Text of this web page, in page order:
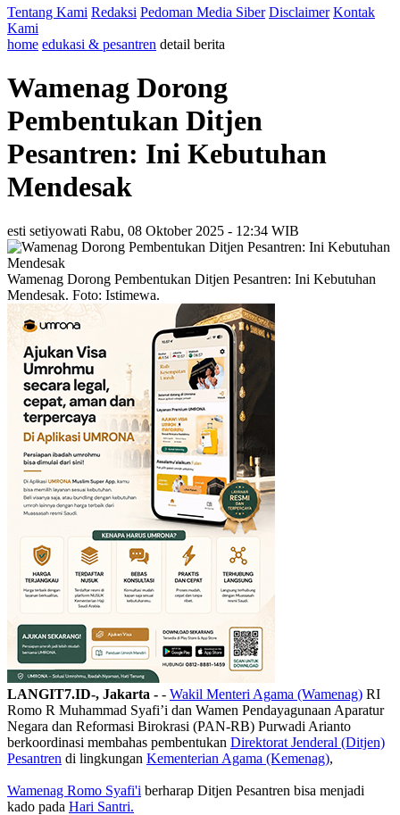
Tentang Kami Redaksi Pedoman Media Siber Disclaimer Kontak
Kami
home edukasi & pesantren detail berita
Wamenag Dorong
Pembentukan Ditjen
Pesantren: Ini Kebutuhan
Mendesak
esti setiyowati Rabu, 08 Oktober 2025 - 12:34 WIB
Wamenag Dorong Pembentukan Ditjen Pesantren: Ini Kebutuhan
Mendesak. Foto: Istimewa.
LANGIT7.ID-, Jakarta - - Wakil Menteri Agama (Wamenag) RI
Romo R Muhammad Syafi’i dan Wamen Pendayagunaan Aparatur
Negara dan Reformasi Birokrasi (PAN-RB) Purwadi Arianto
berkoordinasi membahas pembentukan Direktorat Jenderal (Ditjen)
Pesantren di lingkungan Kementerian Agama (Kemenag),
Wamenag Romo Syafi'i berharap Ditjen Pesantren bisa menjadi
kado pada Hari Santri.